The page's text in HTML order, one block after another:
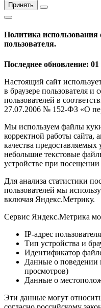
Принять
Политика использования
пользователя.
Последнее обновление:
Настоящий сайт
в браузере пользователя
пользователей в
27.07.2006 № 152-ФЗ «О
Мы используем файлы
корректной работы сайта,
качества
небольшие текстовые
устройстве при посещении
Для анализа статистики
пользователей мы
включая Яндекс.Метрику.
Сервис Яндекс.Метрика
IP-адрес пользователя
Тип устройства и
Идентификатор
Данные о поведении
просмотров)
Данные о
Эти данные могут